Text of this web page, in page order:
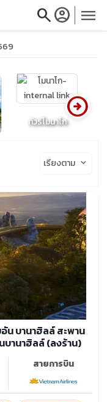
searchaccount_circle menu
close
ทัวร์โมนาโก
arrow_circle_right
เรียงตาม keyboard_arrow_down
น บานาฮิลล์ สะพาน
บานาฮิลล์ (ลงร้าน)
สายการบิน